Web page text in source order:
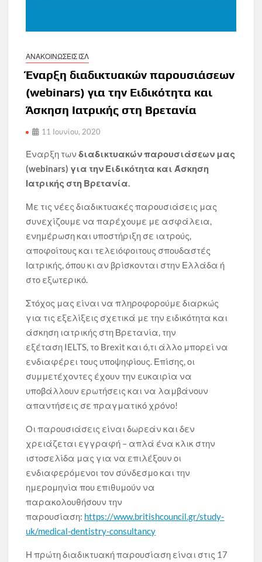
ΑΝΑΚΟΙΝΩΣΕΙΣ ΙΣΛ
Έναρξη διαδικτυακών παρουσιάσεων
(webinars) για την Ειδικότητα και
Άσκηση Ιατρικής στη Βρετανία
11 Ιουνίου, 2020
Έναρξη τωνδιαδικτυακών παρουσιάσεων μας
(webinars) για την Ειδικότητα και Άσκηση
Ιατρικής στη Βρετανία.
Με τις νέες διαδικτυακές παρουσιάσεις μας
συνεχίζουμε να παρέχουμε με ασφάλεια,
ενημέρωση και υποστήριξη σε ιατρούς,
αποφοίτους και τελειόφοιτους σπουδαστές
Ιατρικής, όπου κι αν βρίσκονται στην Ελλάδα ή
στο εξωτερικό.
Στόχος μας είναι να πληροφορούμε διαρκώς
για τις εξελίξεις σχετικά με την ειδικότητα και
άσκηση ιατρικής στη Βρετανία, την
εξέταση IELTS, το Brexit και ό,τι άλλο μπορεί να
ενδιαφέρει τους υποψηφίους. Επίσης, οι
συμμετέχοντες έχουν την ευκαιρία να
υποβάλλουν ερωτήσεις και να λαμβάνουν
απαντήσεις σε πραγματικό χρόνο!
Οι παρουσιάσεις είναι δωρεάν και δεν
χρειάζεται εγγραφή – απλά ένα κλικ στην
ιστοσελίδα μας για να επιλέξουν οι
ενδιαφερόμενοι τον σύνδεσμο και την
ημερομηνία που επιθυμούν να
παρακολουθήσουν την
παρουσίαση: https://www.britishcouncil.gr/study-
uk/medical-dentistry-consultancy
Η πρώτη διαδικτυακή παρουσίαση είναι στις 17